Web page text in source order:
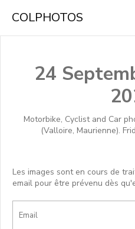
COLPHOTOS
24
Motorbike, Cyclist and Car
(Valloire, Maurienne).
Les images sont en cours de
email pour être prévenu dès